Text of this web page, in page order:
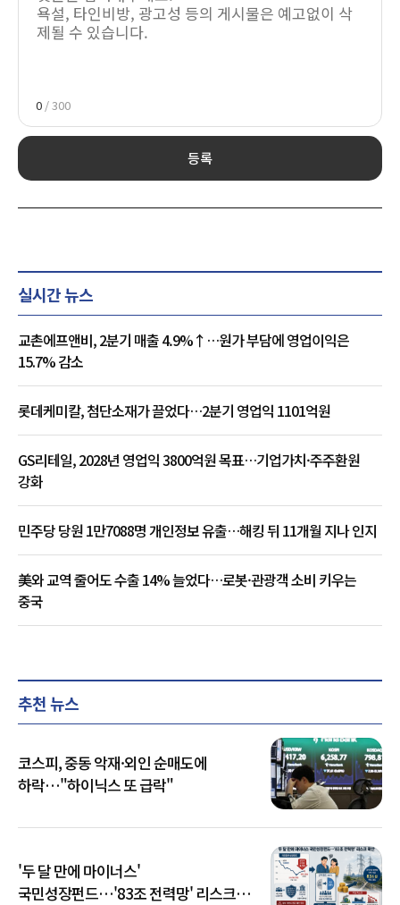
0 / 300
등록
실시간 뉴스
교촌에프앤비, 2분기 매출 4.9%↑…원가 부담에 영업이익은
15.7% 감소
롯데케미칼, 첨단소재가 끌었다…2분기 영업익 1101억원
GS리테일, 2028년 영업익 3800억원 목표…기업가치·주주환원
강화
민주당 당원 1만7088명 개인정보 유출…해킹 뒤 11개월 지나 인지
美와 교역 줄어도 수출 14% 늘었다…로봇·관광객 소비 키우는
중국
추천 뉴스
코스피, 중동 악재·외인 순매도에
하락…"하이닉스 또 급락"
'두 달 만에 마이너스'
국민성장펀드…'83조 전력망' 리스크